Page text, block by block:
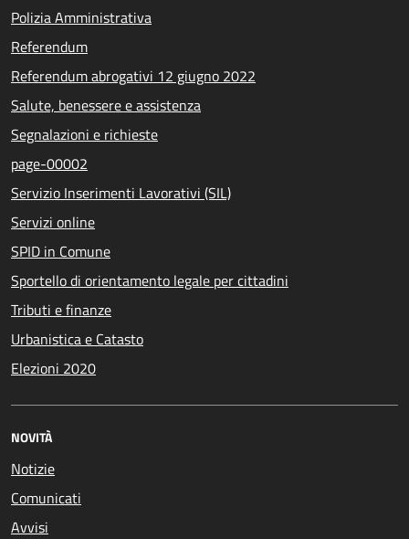
Polizia Amministrativa
Referendum
Referendum abrogativi 12 giugno 2022
Salute, benessere e assistenza
Segnalazioni e richieste
page-00002
Servizio Inserimenti Lavorativi (SIL)
Servizi online
SPID in Comune
Sportello di orientamento legale per cittadini
Tributi e finanze
Urbanistica e Catasto
Elezioni 2020
NOVITÀ
Notizie
Comunicati
Avvisi